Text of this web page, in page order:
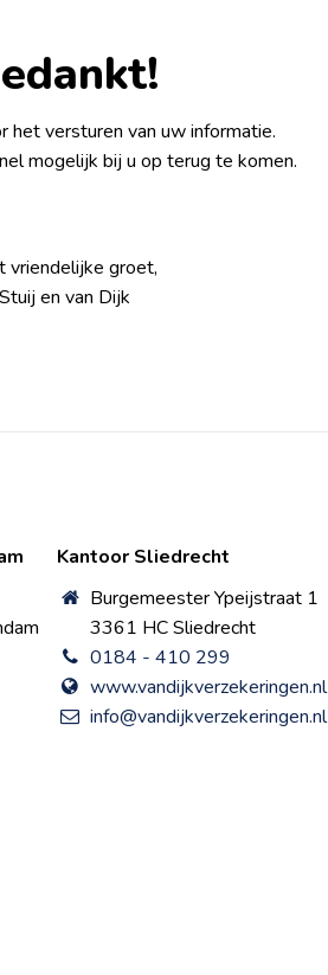
het versturen van uw informatie.
mogelijk bij u op terug te komen.
vriendelijke groet,
Stuij en van Dijk
Kantoor Sliedrecht
Burgemeester Ypeijstraat 1
3361 HC Sliedrecht
0184 - 410 299
www.vandijkverzekeringen.nl
info@vandijkverzekeringen.nl